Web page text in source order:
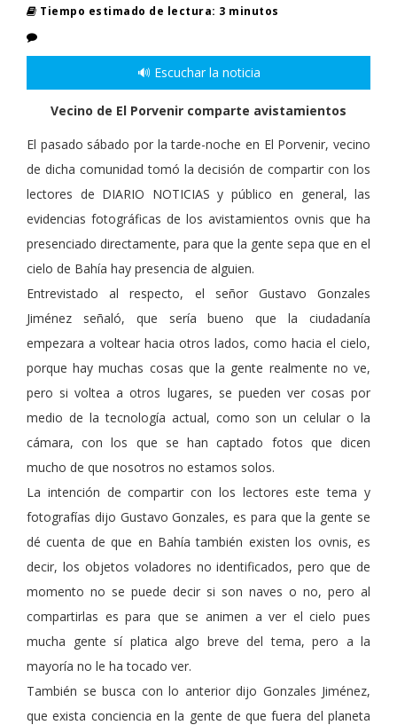
Tiempo estimado de lectura: 3 minutos
🔊 Escuchar la noticia
Vecino de El Porvenir comparte avistamientos
El pasado sábado por la tarde-noche en El Porvenir, vecino
de dicha comunidad tomó la decisión de compartir con los
lectores de DIARIO NOTICIAS y público en general, las
evidencias fotográficas de los avistamientos ovnis que ha
presenciado directamente, para que la gente sepa que en el
cielo de Bahía hay presencia de alguien.
Entrevistado al respecto, el señor Gustavo Gonzales
Jiménez señaló, que sería bueno que la ciudadanía
empezara a voltear hacia otros lados, como hacia el cielo,
porque hay muchas cosas que la gente realmente no ve,
pero si voltea a otros lugares, se pueden ver cosas por
medio de la tecnología actual, como son un celular o la
cámara, con los que se han captado fotos que dicen
mucho de que nosotros no estamos solos.
La intención de compartir con los lectores este tema y
fotografías dijo Gustavo Gonzales, es para que la gente se
dé cuenta de que en Bahía también existen los ovnis, es
decir, los objetos voladores no identificados, pero que de
momento no se puede decir si son naves o no, pero al
compartirlas es para que se animen a ver el cielo pues
mucha gente sí platica algo breve del tema, pero a la
mayoría no le ha tocado ver.
También se busca con lo anterior dijo Gonzales Jiménez,
que exista conciencia en la gente de que fuera del planeta